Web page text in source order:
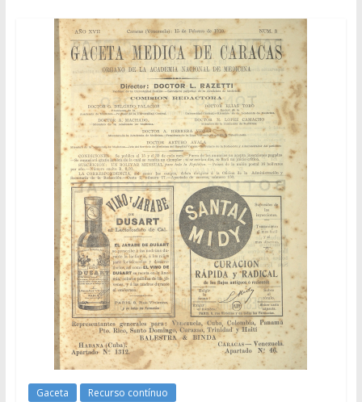
Gaceta Recurso contínuo